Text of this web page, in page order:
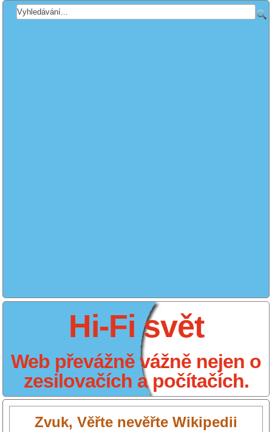
Hi-Fi svět
Web převážně vážně nejen o
zesilovačích a počítačích.
Zvuk, Věřte nevěřte Wikipedii